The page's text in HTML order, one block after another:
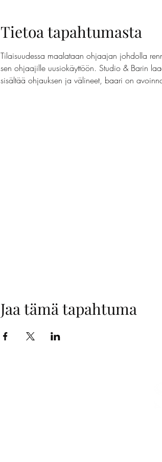
Tietoa tapahtumasta
Tilaisuudessa maalataan ohjaajan johdolla
sen ohjaajille uusiokäyttöön. Studio & Barin
sisältää ohjauksen ja välineet, baari on
Jaa tämä tapahtuma